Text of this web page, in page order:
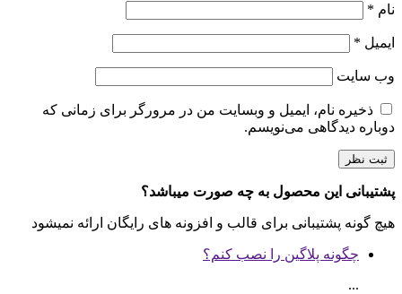
نام *
ایمیل *
وب‌ سایت
ذخیره نام، ایمیل و وبسایت من در مرورگر برای زمانی که
دوباره دیدگاهی می‌نویسم.
پشتیبانی این محصول به چه صورت میباشد؟
هیچ گونه پشتیبانی برای قالب و افزونه های رایگان ارائه نمیشود
چگونه پلاگین را نصب کنم؟
...